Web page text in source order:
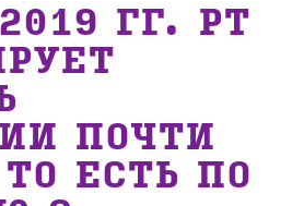
ГГ. PT
ПОЧТИ
ЕСТЬ ПО